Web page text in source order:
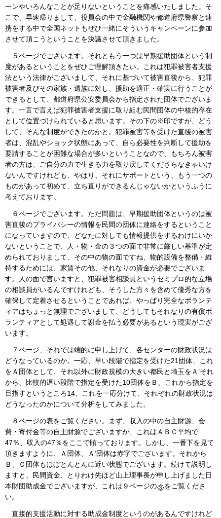
ーンやいろんなことが足りないということを痛感いたしました。そ
こで、早速帰りまして、役員会の中で金融機関や都道府県警察と連
携をする中で全国ネットもぜひ一緒にそういうキャンペーンに参加
させて頂こうということを決議させて頂きました。
５ページでございます。それともう一つは早期援助団体という制
度があるということをぜひご理解頂きたい。これは犯罪被害者支援
法という法律がございまして、それに基づいて被害直後から、犯罪
被害者及びその家族・遺族に対し、援助を適正・確実に行うことが
できるとして、都道府県公安委員会から指定された団体でございま
す。一言で言えば犯罪被害者支援に取り組む民間団体の中核的存在
として位置づけられていると思います。その下の※印ですが、どう
して、そんな制度ができたのかと。犯罪被害等を受けた直後の被害
者は、混乱やショック状態にあって、自ら必要性を判断して援助を
要請することが困難な場合が多いということなので、もちろん被害
者の方は、ご自分の力で生きる力を取り戻してくださらなきゃいけ
ないんですけれども、やはり、それにサポートという、もう一つの
ものがあって初めて、立ち直りができるんじゃないかというふうに
考えております。
６ページでございます。ただ問題は、早期援助団体というのは被
害直後のプライバシーの情報を民間の団体に連絡をするということ
になっていますので、どなたに対しても情報提供をするわけにいか
ないということで、人・物・金の３つの面で非常に厳しい基準が定
められておりまして、その中の物の面ですね、物的設備を整備・維
持するためには、家賃その他、それなりの資金が必要でございま
す。人の面で言いますと、犯罪被害相談員というセミプロ的な立場
の相談員がいるんですけれども、そうした方々を含めて優秀な方を
確保して定着させるということであれば、やっぱり完全なボランテ
ィアはちょっと無理でございまして、どうしてもそれなりの有償ボ
ランティアとして処遇して謝金を払う必要があるという現実がござ
います。
７ページ、それでは端的に申し上げて、各センターの財政状況は
どうなっているのか。一応、早い段階で指定を受けた21団体、これ
をＡ団体として、それ以外に財政規模の大きい都民と埼玉をＡ’それ
から、比較的遅い段階で指定を受けた10団体をＢ、これから指定を
目指すというところ14、これを一応分けて、それぞれの財政状況は
どうなったのかについて分析をしてみました。
８ページの表をご覧ください。まず、収入の中の自主財源、会
費・寄付金等の自主財源でございますが、これはＡＢＣ平均で
47％、収入の47％をここで賄っております。しかし、一番下を見て
頂きますように、Ａ団体、Ａ’団体は赤字でございます。それから
Ｂ、Ｃ団体もほぼとんとんに近い状態でございます。続けて説明し
ますと、民間資金、とりわけ先ほど山上理事長が申し上げました日
本財団助成金でございますが、これは９ページの
をご覧くださ
い。
直接的支援活動に対する助成金制度というのがあるんですけれど